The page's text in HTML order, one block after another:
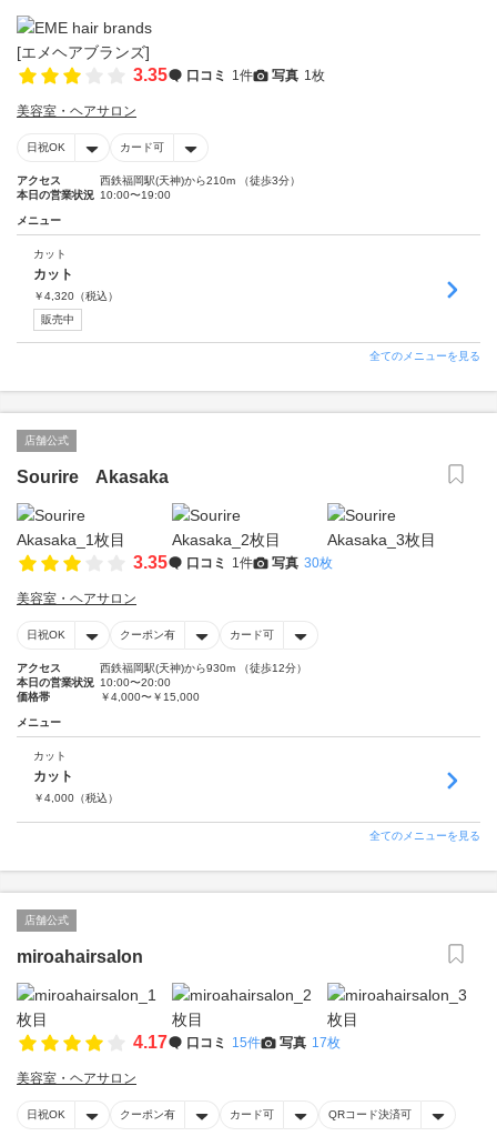
3.35 口コミ 1件 写真 1枚
美容室・ヘアサロン
日祝OK カード可
アクセス
西鉄福岡駅(天神)から210m （徒歩3分）
本日の営業状況 10:00〜19:00
メニュー
カット
カット
￥4,320 （税込）
販売中
全てのメニューを見る
店舗公式
Sourire Akasaka
3.35 口コミ 1件 写真 30枚
美容室・ヘアサロン
日祝OK クーポン有 カード可
アクセス
西鉄福岡駅(天神)から930m （徒歩12分）
本日の営業状況 10:00〜20:00
価格帯
￥4,000〜￥15,000
メニュー
カット
カット
￥4,000 （税込）
全てのメニューを見る
店舗公式
miroahairsalon
4.17 口コミ 15件 写真 17枚
美容室・ヘアサロン
日祝OK クーポン有 カード可 QRコード決済可